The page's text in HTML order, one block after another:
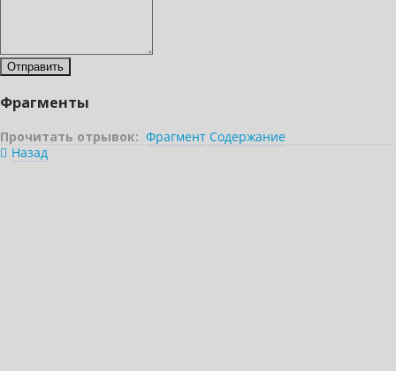
Фрагменты
Прочитать отрывок: Фрагмент Содержание
Назад